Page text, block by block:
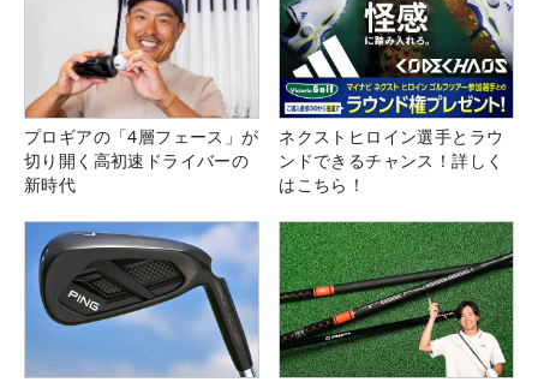
プロギアの「4層フェース」が
切り開く高初速ドライバーの
新時代
ネクストヒロイン選手とラウ
ンドできるチャンス！詳しく
はこちら！